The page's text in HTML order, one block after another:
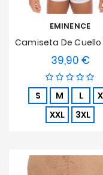
EMINENCE
39,90 €
S M L
XXL
3XL